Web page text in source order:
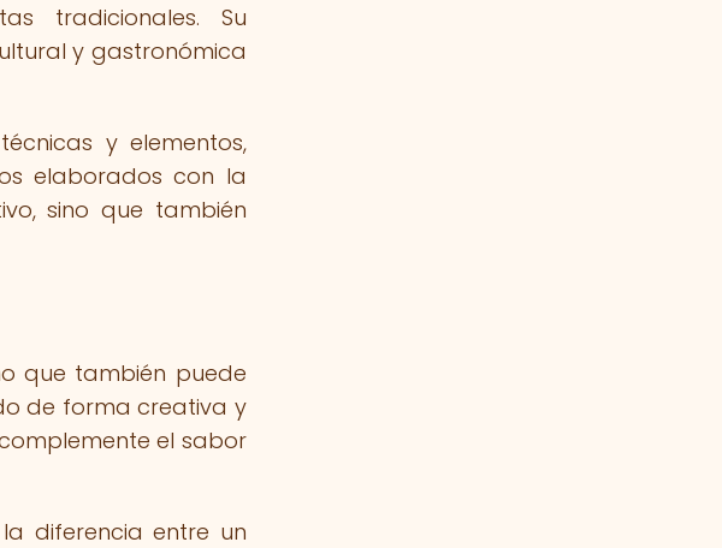
tradicionales. Su
y gastronómica
y elementos,
elaborados con la
sino que también
que también puede
de forma creativa y
el sabor
diferencia entre un